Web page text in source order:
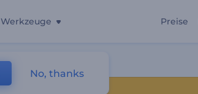
Werkzeuge Preise
No, thanks